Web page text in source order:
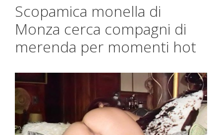
Scopamica monella di
Monza cerca compagni di
merenda per momenti hot